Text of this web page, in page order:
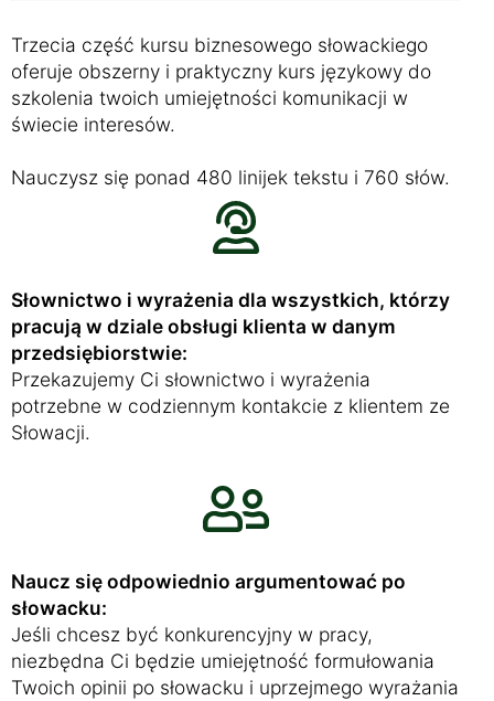
Trzecia część kursu biznesowego słowackiego
oferuje obszerny i praktyczny kurs językowy do
szkolenia twoich umiejętności komunikacji w
świecie interesów.
Nauczysz się ponad 480 linijek tekstu i 760 słów.
Słownictwo i wyrażenia dla wszystkich, którzy
pracują w dziale obsługi klienta w danym
przedsiębiorstwie:
Przekazujemy Ci słownictwo i wyrażenia
potrzebne w codziennym kontakcie z klientem ze
Słowacji.
Naucz się odpowiednio argumentować po
słowacku:
Jeśli chcesz być konkurencyjny w pracy,
niezbędna Ci będzie umiejętność formułowania
Twoich opinii po słowacku i uprzejmego wyrażania